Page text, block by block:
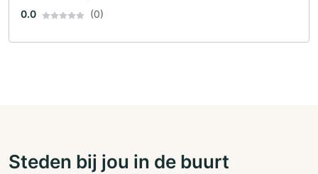
0.0 (0)
Steden bij jou in de buurt